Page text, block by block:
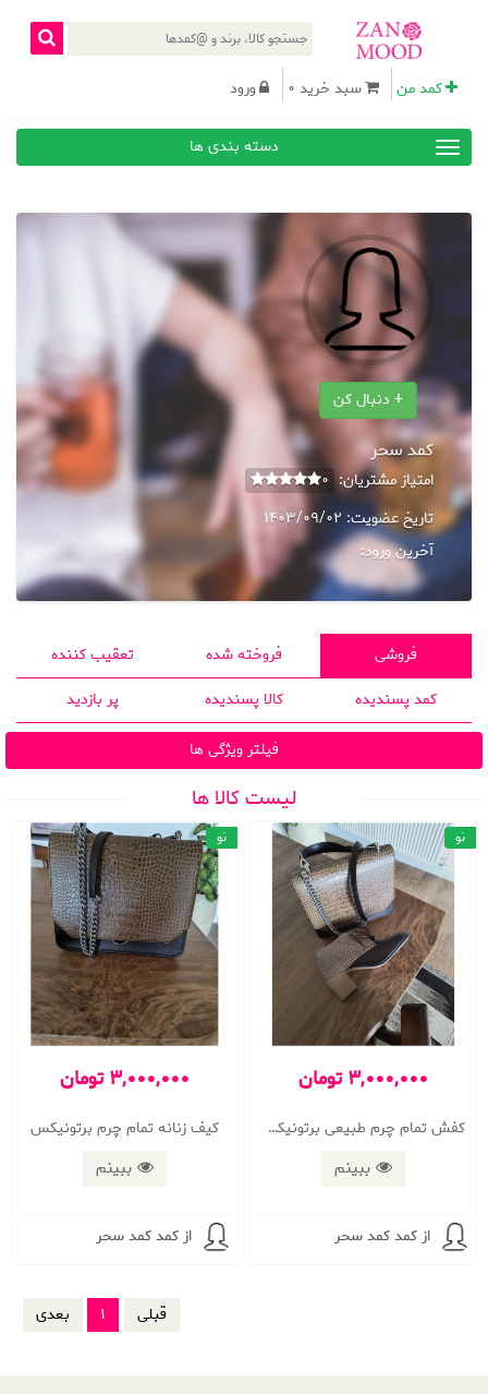
کمد من سبد خرید 0 ورود
دسته بندی ها
+ دنبال کن
کمد سحر
امتیاز مشتریان: 0
تاریخ عضویت: 1403/09/02
آخرین ورود:
فروشی فروخته شده
تعقیب کننده
کمد پسندیده
کالا پسندیده
پر بازدید
فیلتر ویژگی ها
لیست کالا ها
3,000,000 تومان
کفش تمام چرم طبیعی برتونیکس
ببینم
نو
از کمد کمد سحر
3,000,000 تومان
کیف زنانه تمام چرم برتونیکس
ببینم
نو
از کمد کمد سحر
قبلی 1 بعدی